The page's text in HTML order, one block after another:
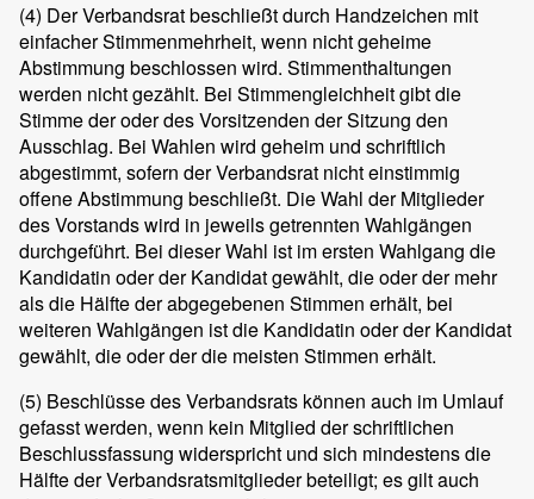
(4) Der Verbandsrat beschließt durch Handzeichen mit
einfacher Stimmenmehrheit, wenn nicht geheime
Abstimmung beschlossen wird. Stimmenthaltungen
werden nicht gezählt. Bei Stimmengleichheit gibt die
Stimme der oder des Vorsitzenden der Sitzung den
Ausschlag. Bei Wahlen wird geheim und schriftlich
abgestimmt, sofern der Verbandsrat nicht einstimmig
offene Abstimmung beschließt. Die Wahl der Mitglieder
des Vorstands wird in jeweils getrennten Wahlgängen
durchgeführt. Bei dieser Wahl ist im ersten Wahlgang die
Kandidatin oder der Kandidat gewählt, die oder der mehr
als die Hälfte der abgegebenen Stimmen erhält, bei
weiteren Wahlgängen ist die Kandidatin oder der Kandidat
gewählt, die oder der die meisten Stimmen erhält.
(5) Beschlüsse des Verbandsrats können auch im Umlauf
gefasst werden, wenn kein Mitglied der schriftlichen
Beschlussfassung widerspricht und sich mindestens die
Hälfte der Verbandsratsmitglieder beteiligt; es gilt auch